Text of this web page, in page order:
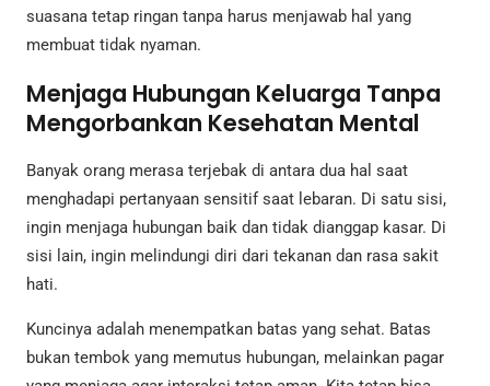
suasana tetap ringan tanpa harus menjawab hal yang
membuat tidak nyaman.
Menjaga Hubungan Keluarga Tanpa
Mengorbankan Kesehatan Mental
Banyak orang merasa terjebak di antara dua hal saat
menghadapi pertanyaan sensitif saat lebaran. Di satu sisi,
ingin menjaga hubungan baik dan tidak dianggap kasar. Di
sisi lain, ingin melindungi diri dari tekanan dan rasa sakit
hati.
Kuncinya adalah menempatkan batas yang sehat. Batas
bukan tembok yang memutus hubungan, melainkan pagar